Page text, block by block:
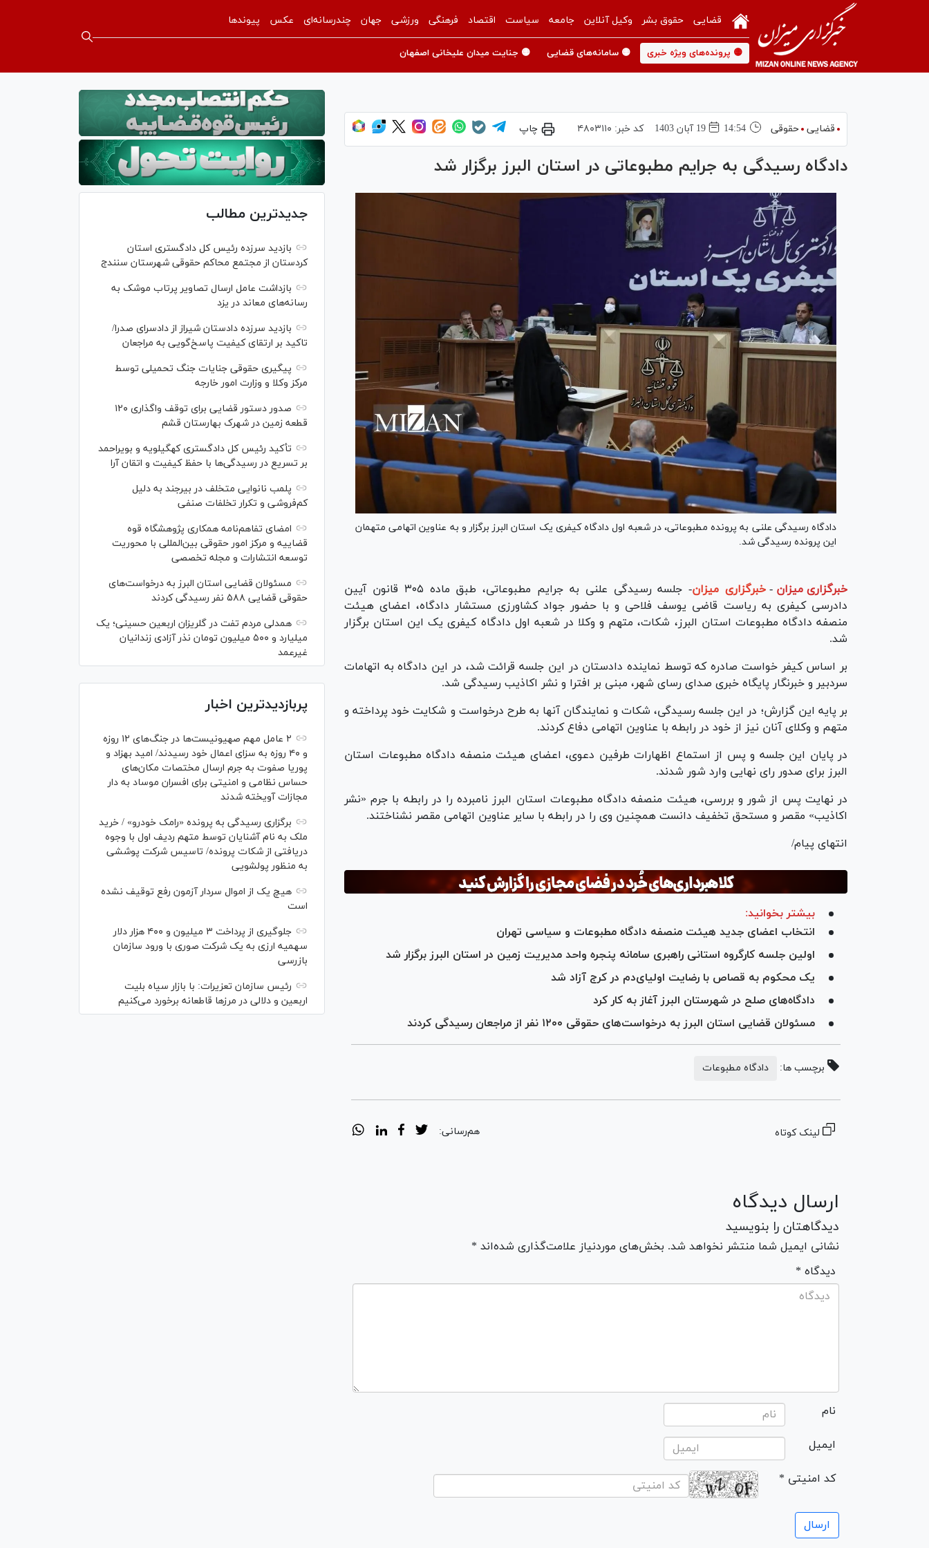
قضایی حقوق بشر وکیل آنلاین جامعه سیاست اقتصاد فرهنگی ورزشی جهان چندرسانه‌ای عکس پیوندها
🟡 پرونده‌های ویژه خبری 🟡 سامانه‌های قضایی 🟡 جنایت میدان علیخانی اصفهان
قضایی حقوقی 14:54 19 آبان 1403 کد خبر: ۴۸۰۳۱۱۰ چاپ
دادگاه رسیدگی به جرایم مطبوعاتی در استان البرز برگزار شد
دادگاه رسیدگی علنی به پرونده مطبوعاتی، در شعبه اول دادگاه کیفری یک استان البرز برگزار و به عناوین اتهامی متهمان
این پرونده رسیدگی شد.
خبرگزاری میزان - خبرگزاری میزان
- جلسه رسیدگی علنی به جرایم مطبوعاتی، طبق ماده ۳۰۵ قانون آیین
دادرسی کیفری به ریاست قاضی یوسف فلاحی و با حضور جواد کشاورزی مستشار دادگاه، اعضای هیئت
منصفه دادگاه مطبوعات استان البرز، شکات، متهم و وکلا در شعبه اول دادگاه کیفری یک این استان برگزار
شد.
بر اساس کیفر خواست صادره که توسط نماینده دادستان در این جلسه قرائت شد، در این دادگاه به اتهامات
سردبیر و خبرنگار پایگاه خبری صدای رسای شهر، مبنی بر افترا و نشر اکاذیب رسیدگی شد.
بر پایه این گزارش؛ در این جلسه رسیدگی، شکات و نمایندگان آنها به طرح درخواست و شکایت خود پرداخته و
متهم و وکلای آنان نیز از خود در رابطه با عناوین اتهامی دفاع کردند.
در پایان این جلسه و پس از استماع اظهارات طرفین دعوی، اعضای هیئت منصفه دادگاه مطبوعات استان
البرز برای صدور رای نهایی وارد شور شدند.
در نهایت پس از شور و بررسی، هیئت منصفه دادگاه مطبوعات استان البرز نامبرده را در رابطه با جرم «نشر
اکاذیب» مقصر و مستحق تخفیف دانست همچنین وی را در رابطه با سایر عناوین اتهامی مقصر نشناختند.
انتهای پیام/
بیشتر بخوانید:
انتخاب اعضای جدید هیئت منصفه دادگاه مطبوعات و سیاسی تهران
اولین جلسه کارگروه استانی راهبری سامانه پنجره واحد مدیریت زمین در استان البرز برگزار شد
یک محکوم به قصاص با رضایت اولیای‌دم در کرج آزاد شد
دادگاه‌های صلح در شهرستان البرز آغاز به کار کرد
مسئولان قضایی استان البرز به درخواست‌های حقوقی ۱۲۰۰ نفر از مراجعان رسیدگی کردند
برچسب ها: دادگاه مطبوعات
لینک کوتاه هم‌رسانی:
ارسال دیدگاه
دیدگاهتان را بنویسید
نشانی ایمیل شما منتشر نخواهد شد. بخش‌های موردنیاز علامت‌گذاری شده‌اند *
* دیدگاه
نام
ایمیل
* کد امنیتی
جدیدترین مطالب
بازدید سرزده رئیس کل دادگستری استان
کردستان از مجتمع محاکم حقوقی شهرستان سنندج
بازداشت عامل ارسال تصاویر پرتاب موشک به
رسانه‌های معاند در یزد
بازدید سرزده دادستان شیراز از دادسرای صدرا/
تاکید بر ارتقای کیفیت پاسخ‌گویی به مراجعان
پیگیری حقوقی جنایات جنگ تحمیلی توسط
مرکز وکلا و وزارت امور خارجه
صدور دستور قضایی برای توقف واگذاری ۱۲۰
قطعه زمین در شهرک بهارستان قشم
تأکید رئیس کل دادگستری کهگیلویه و بویراحمد
بر تسریع در رسیدگی‌ها با حفظ کیفیت و اتقان آرا
پلمب نانوایی متخلف در بیرجند به دلیل
کم‌فروشی و تکرار تخلفات صنفی
امضای تفاهم‌نامه همکاری پژوهشگاه قوه
قضاییه و مرکز امور حقوقی بین‌المللی با محوریت
توسعه انتشارات و مجله تخصصی
مسئولان قضایی استان البرز به درخواست‌های
حقوقی قضایی ۵۸۸ نفر رسیدگی کردند
همدلی مردم تفت در گلریزان اربعین حسینی؛ یک
میلیارد و ۵۰۰ میلیون تومان نذر آزادی زندانیان
غیرعمد
پربازدیدترین اخبار
۲ عامل مهم صهیونیست‌ها در جنگ‌های ۱۲ روزه
و ۴۰ روزه به سزای اعمال خود رسیدند/ امید بهزاد و
پوریا صفوت به جرم ارسال مختصات مکان‌های
حساس نظامی و امنیتی برای افسران موساد به دار
مجازات آویخته شدند
برگزاری رسیدگی به پرونده «رامک خودرو» / خرید
ملک به نام آشنایان توسط متهم ردیف اول با وجوه
دریافتی از شکات پرونده/ تاسیس شرکت پوششی
به منظور پولشویی
هیچ یک از اموال سردار آزمون رفع توقیف نشده
است
جلوگیری از پرداخت ۳ میلیون و ۴۰۰ هزار دلار
سهمیه ارزی به یک شرکت صوری با ورود سازمان
بازرسی
رئیس سازمان تعزیرات: با بازار سیاه بلیت
اربعین و دلالی در مرز‌ها قاطعانه برخورد می‌کنیم